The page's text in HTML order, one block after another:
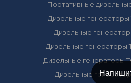
Портативные
Дизельные генераторы
Дизельные
Дизельные генераторы
Дизельные генераторы
Дизельные